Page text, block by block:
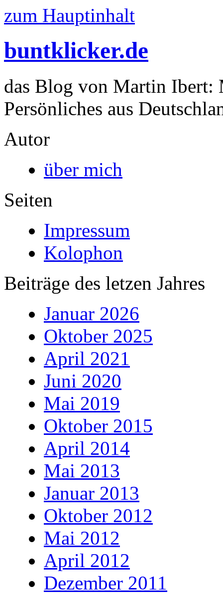
zum Hauptinhalt
buntklicker.de
das Blog von Martin Ibert:
Persönliches aus
Autor
über mich
Seiten
Impressum
Kolophon
Beiträge des letzen Jahres
Januar 2026
Oktober 2025
April 2021
Juni 2020
Mai 2019
Oktober 2015
April 2014
Mai 2013
Januar 2013
Oktober 2012
Mai 2012
April 2012
Dezember 2011